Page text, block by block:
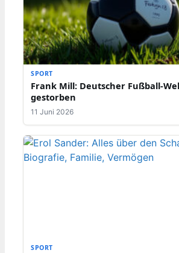
SPORT
Frank Mill: Deutscher Fußball-
gestorben
11 Juni 2026
SPORT